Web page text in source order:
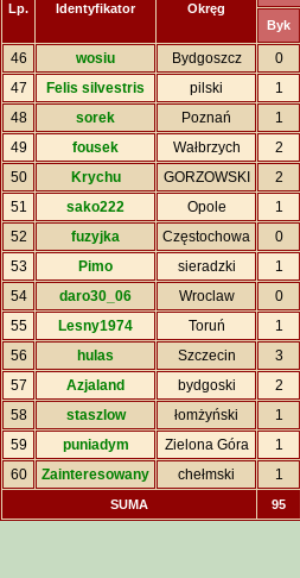
Lp. Identyfikator Okręg
Byk
46 wosiu Bydgoszcz 0
47
Felis silvestris pilski 1
48
sorek Poznań 1
49
fousek Wałbrzych 2
50
Krychu GORZOWSKI 2
51
sako222 Opole 1
52
fuzyjka Częstochowa 0
53
Pimo sieradzki 1
54
daro30_06 Wroclaw 0
55
Lesny1974 Toruń 1
56
hulas Szczecin 3
57
Azjaland bydgoski 2
58
staszlow łomżyński 1
59
puniadym Zielona Góra 1
60
Zainteresowany chełmski 1
SUMA 95